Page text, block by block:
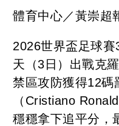
體育中心／黃崇超
2026世界盃足球
天（3日）出戰克
禁區攻防獲得12碼
（Cristiano
穩穩拿下追平分，